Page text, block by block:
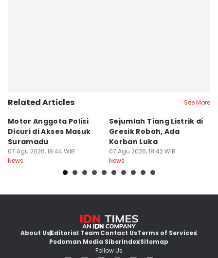
Related Articles See More
Motor Anggota Polisi
Dicuri di Akses Masuk
Suramadu
07 Agu 2026, 18:44 WIB
News
Sejumlah Tiang Listrik di
Gresik Roboh, Ada
Korban Luka
07 Agu 2026, 18:42 WIB
News
About UsEditorial TeamContact UsTerms of Services
Pedoman Media SiberIndexSitemap
Follow Us